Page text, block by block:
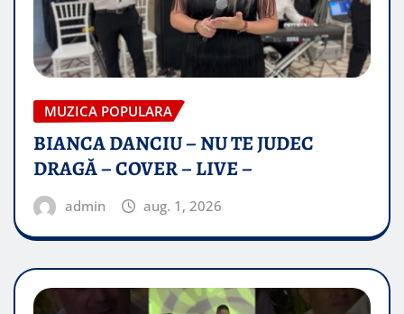
MUZICA POPULARA
BIANCA DANCIU – NU TE JUDEC
DRAGĂ – COVER – LIVE –
admin aug. 1, 2026